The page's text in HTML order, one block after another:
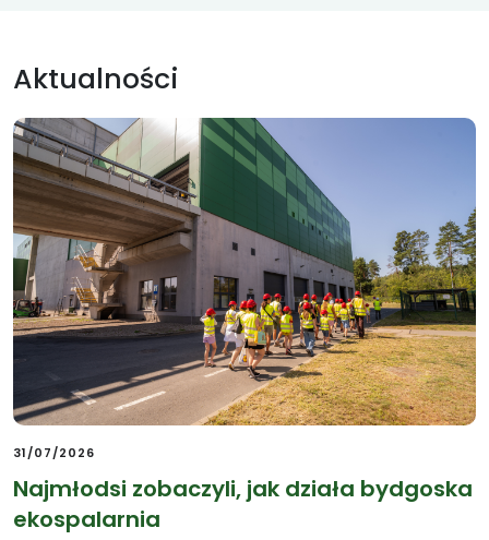
Aktualności
31/07/2026
Najmłodsi zobaczyli, jak działa bydgoska
ekospalarnia